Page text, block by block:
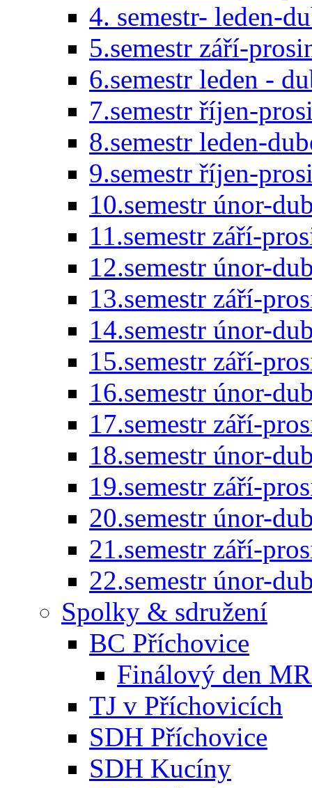
4. semestr- leden-
5.semestr září-
6.semestr leden -
7.semestr říjen-
8.semestr leden-
9.semestr říjen-
10.semestr únor-
11.semestr září-
12.semestr únor-
13.semestr září-
14.semestr únor-
15.semestr září-
16.semestr únor-
17.semestr září-
18.semestr únor-
19.semestr září-
20.semestr únor-
21.semestr září-
22.semestr únor-
Spolky & sdružení
BC Příchovice
Finálový den
TJ v Příchovicích
SDH Příchovice
SDH Kucíny